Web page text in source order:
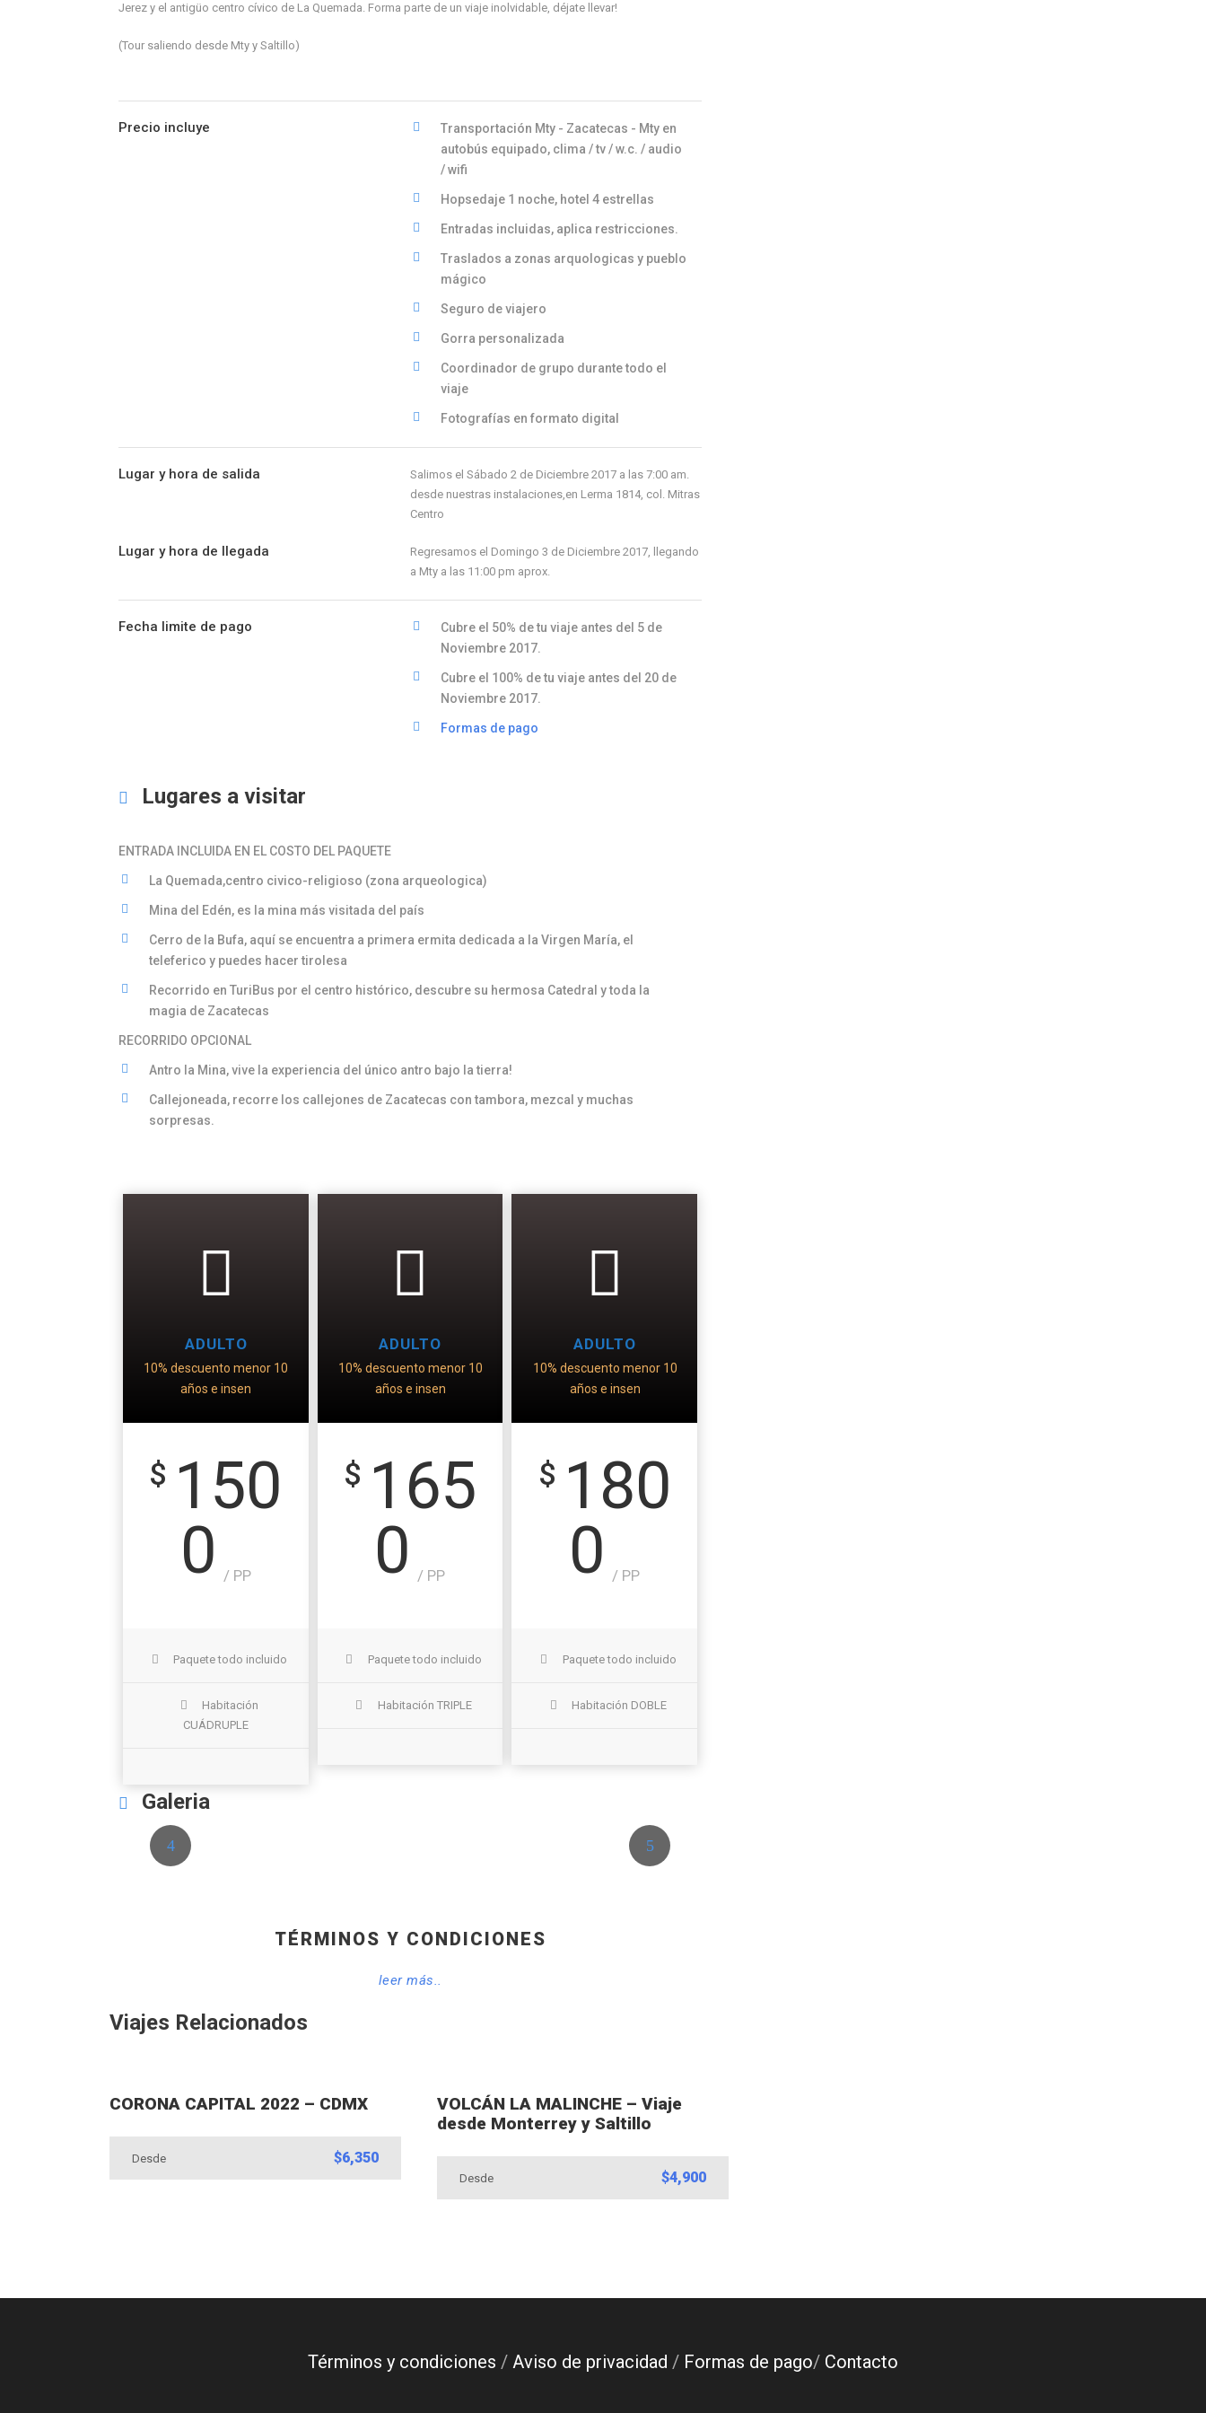
Jerez y el antigüo centro cívico de La Quemada. Forma parte de un viaje inolvidable, déjate llevar!
(Tour saliendo desde Mty y Saltillo)
Precio incluye
Transportación Mty - Zacatecas - Mty en
autobús equipado, clima / tv / w.c. / audio
/ wifi
Hopsedaje 1 noche, hotel 4 estrellas
Entradas incluidas, aplica restricciones.
Traslados a zonas arquologicas y pueblo
mágico
Seguro de viajero
Gorra personalizada
Coordinador de grupo durante todo el
viaje
Fotografías en formato digital
Lugar y hora de salida
Salimos el Sábado 2 de Diciembre 2017 a las 7:00 am.
desde nuestras instalaciones,en Lerma 1814, col. Mitras
Centro
Lugar y hora de llegada
Regresamos el Domingo 3 de Diciembre 2017, llegando
a Mty a las 11:00 pm aprox.
Fecha limite de pago
Cubre el 50% de tu viaje antes del 5 de
Noviembre 2017.
Cubre el 100% de tu viaje antes del 20 de
Noviembre 2017.
Formas de pago
Lugares a visitar
ENTRADA INCLUIDA EN EL COSTO DEL PAQUETE
La Quemada,centro civico-religioso (zona arqueologica)
Mina del Edén, es la mina más visitada del país
Cerro de la Bufa, aquí se encuentra a primera ermita dedicada a la Virgen María, el
teleferico y puedes hacer tirolesa
Recorrido en TuriBus por el centro histórico, descubre su hermosa Catedral y toda la
magia de Zacatecas
RECORRIDO OPCIONAL
Antro la Mina, vive la experiencia del único antro bajo la tierra!
Callejoneada, recorre los callejones de Zacatecas con tambora, mezcal y muchas
sorpresas.
ADULTO
10% descuento menor 10
años e insen
$ 150
0 / PP
Paquete todo incluido
Habitación
CUÁDRUPLE
ADULTO
10% descuento menor 10
años e insen
$ 165
0 / PP
Paquete todo incluido
Habitación TRIPLE
ADULTO
10% descuento menor 10
años e insen
$ 180
0 / PP
Paquete todo incluido
Habitación DOBLE
Galeria
TÉRMINOS Y CONDICIONES
leer más..
Viajes Relacionados
CORONA CAPITAL 2022 – CDMX
Desde $6,350
VOLCÁN LA MALINCHE – Viaje
desde Monterrey y Saltillo
Desde $4,900
Términos y condiciones / Aviso de privacidad / Formas de pago/ Contacto